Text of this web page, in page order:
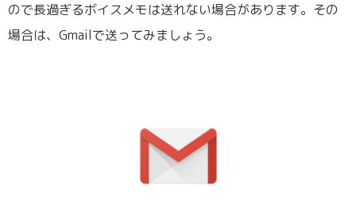
ので長過ぎるボイスメモは送れない場合があります。その
場合は、Gmailで送ってみましょう。